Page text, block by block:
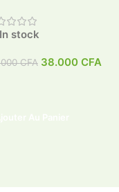
In stock
CFA 38.000 CFA